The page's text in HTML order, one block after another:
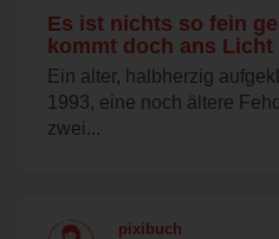
Es ist nichts so fein
kommt doch ans Licht
Ein alter, halbherzig
1993, eine noch ältere
zwei...
pixibuch